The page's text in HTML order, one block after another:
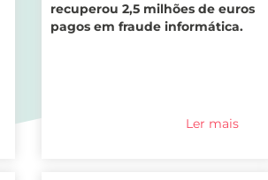
recuperou 2,5 milhões de euros
pagos em fraude informática.
Ler mais